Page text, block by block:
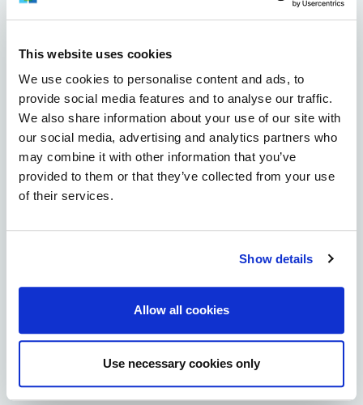
This website uses cookies
We use cookies to personalise content and ads, to
provide social media features and to analyse our traffic.
We also share information about your use of our site with
our social media, advertising and analytics partners who
may combine it with other information that you’ve
provided to them or that they’ve collected from your use
of their services.
Show details
Allow all cookies
Use necessary cookies only
Kiulukangas
Kiviniemi
Knuutilankangas
Koskela
Kuivasjärvi
Laanila
Lintula